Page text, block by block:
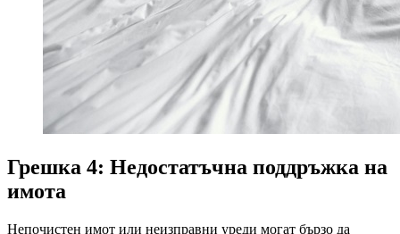
Грешка 4: Недостатъчна поддръжка на
имота
Непочистен имот или неизправни уреди могат бързо да